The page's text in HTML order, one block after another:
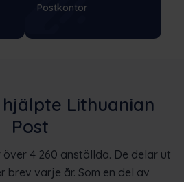
Postkontor
Lithuanian
Post
över 4 260 anställda. De delar ut
brev varje år. Som en del av